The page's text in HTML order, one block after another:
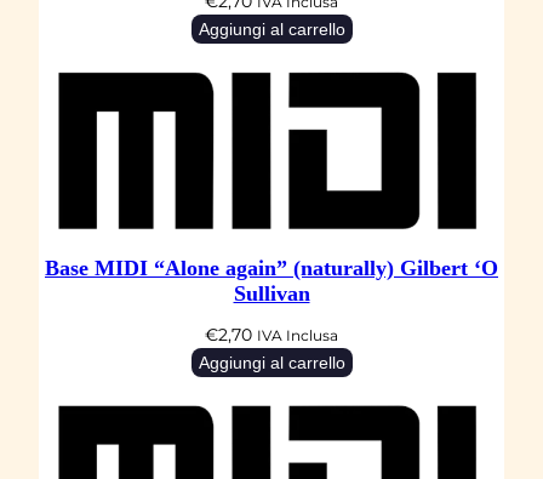
Aggiungi al carrello
Base MIDI “Alone again” (naturally) Gilbert ‘O
Sullivan
€2,70 IVA Inclusa
Aggiungi al carrello